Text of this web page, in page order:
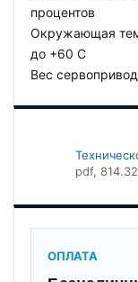
процентов
Окружающая
до +60 С
Вес
pdf,
ОПЛАТА